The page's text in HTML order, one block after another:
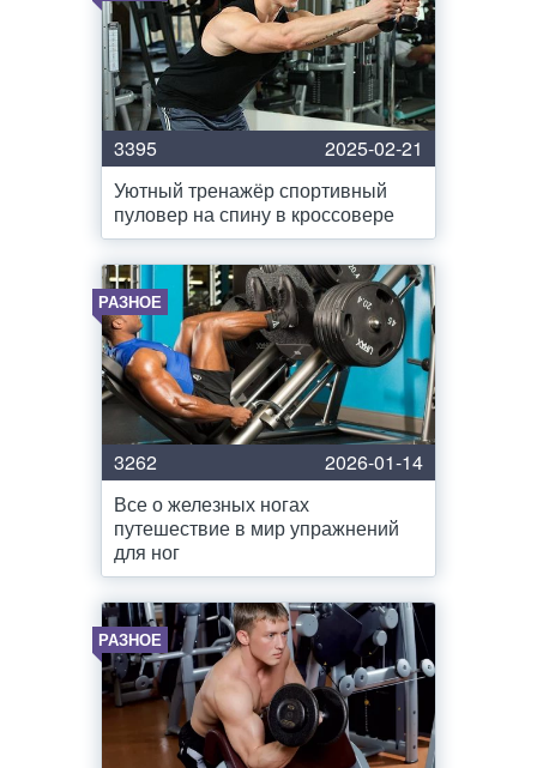
3395
2025-02-21
Уютный тренажёр спортивный
пуловер на спину в кроссовере
РАЗНОЕ
3262
2026-01-14
Все о железных ногах
путешествие в мир упражнений
для ног
РАЗНОЕ